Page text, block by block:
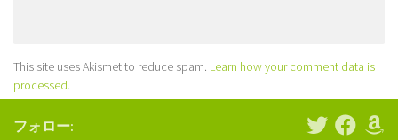
This site uses Akismet to reduce spam. Learn how your comment data is
processed.
フォロー: